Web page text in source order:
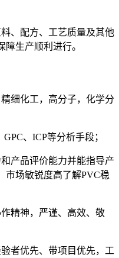
、配方、工艺质量及其他
生产顺利进行。
细化工，高分子，化学分
、ICP等分析手段；
产品评价能力并能指导产
市场敏锐度高了解PVC稳
精神，严谨、高效、敬
者优先、带项目优先，工